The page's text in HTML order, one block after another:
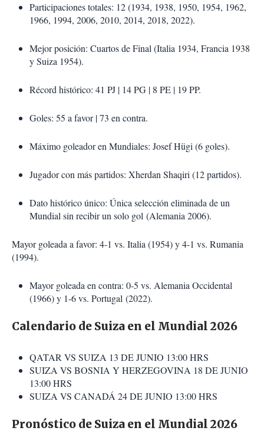
Participaciones totales: 12 (1934, 1938, 1950, 1954, 1962,
1966, 1994, 2006, 2010, 2014, 2018, 2022).
Mejor posición: Cuartos de Final (Italia 1934, Francia 1938
y Suiza 1954).
Récord histórico: 41 PJ | 14 PG | 8 PE | 19 PP.
Goles: 55 a favor | 73 en contra.
Máximo goleador en Mundiales: Josef Hügi (6 goles).
Jugador con más partidos: Xherdan Shaqiri (12 partidos).
Dato histórico único: Única selección eliminada de un
Mundial sin recibir un solo gol (Alemania 2006).
Mayor goleada a favor: 4-1 vs. Italia (1954) y 4-1 vs. Rumania
(1994).
Mayor goleada en contra: 0-5 vs. Alemania Occidental
(1966) y 1-6 vs. Portugal (2022).
Calendario de Suiza en el Mundial 2026
QATAR VS SUIZA 13 DE JUNIO 13:00 HRS
SUIZA VS BOSNIA Y HERZEGOVINA 18 DE JUNIO
13:00 HRS
SUIZA VS CANADÁ 24 DE JUNIO 13:00 HRS
Pronóstico de Suiza en el Mundial 2026